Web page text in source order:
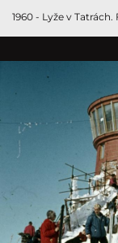
1960 - Lyže v